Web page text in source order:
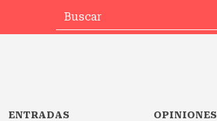
ENTRADAS OPINIONES